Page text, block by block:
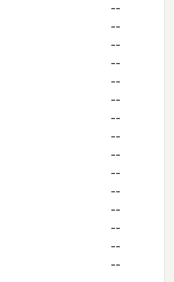
--
--
--
--
--
--
--
--
--
--
--
--
--
--
--